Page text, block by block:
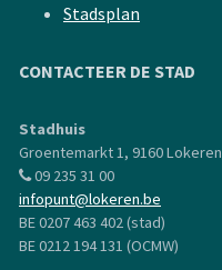
Stadsplan
CONTACTEER DE STAD
Stadhuis
Groentemarkt 1, 9160 Lokeren
09 235 31 00
infopunt@lokeren.be
BE 0207 463 402 (stad)
BE 0212 194 131 (OCMW)